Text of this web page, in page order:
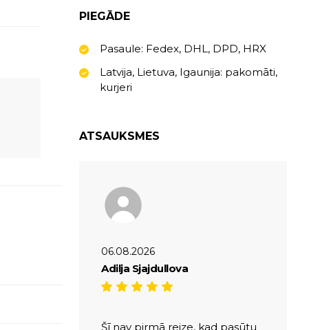
PIEGĀDE
Pasaule: Fedex, DHL, DPD, HRX
Latvija, Lietuva, Igaunija: pakomāti,
kurjeri
ATSAUKSMES
06.08.2026
Adilja Sjajdullova
Šī nav pirmā reize, kad pasūtu